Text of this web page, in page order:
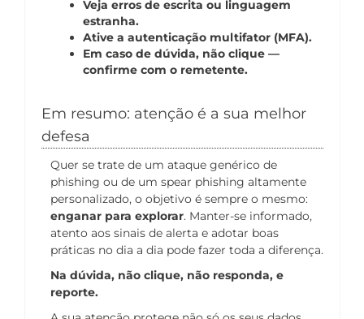
Veja erros de escrita ou linguagem
estranha.
Ative a autenticação multifator (MFA).
Em caso de dúvida, não clique —
confirme com o remetente.
Em resumo: atenção é a sua melhor
defesa
Quer se trate de um ataque genérico de
phishing ou de um spear phishing altamente
personalizado, o objetivo é sempre o mesmo:
enganar para explorar. Manter-se informado,
atento aos sinais de alerta e adotar boas
práticas no dia a dia pode fazer toda a diferença.
Na dúvida, não clique, não responda, e
reporte.